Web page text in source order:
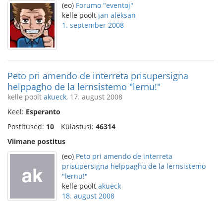
(eo) Forumo "eventoj"
kelle poolt jan aleksan
1. september 2008
Peto pri amendo de interreta prisupersigna
helppagho de la lernsistemo "lernu!"
kelle poolt akueck, 17. august 2008
Keel: Esperanto
Postitused: 10 Külastusi: 46314
Viimane postitus
(eo) Peto pri amendo de interreta
prisupersigna helppagho de la lernsistemo
"lernu!"
kelle poolt akueck
18. august 2008